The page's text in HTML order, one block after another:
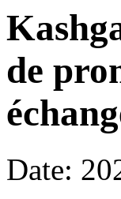
de
Date: